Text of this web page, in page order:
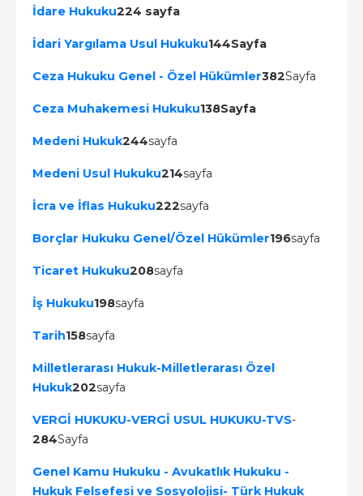
İdare Hukuku224 sayfa
İdari Yargılama Usul Hukuku144Sayfa
Ceza Hukuku Genel - Özel Hükümler382Sayfa
Ceza Muhakemesi Hukuku138Sayfa
Medeni Hukuk244sayfa
Medeni Usul Hukuku214sayfa
İcra ve İflas Hukuku222sayfa
Borçlar Hukuku Genel/Özel Hükümler196sayfa
Ticaret Hukuku208sayfa
İş Hukuku198sayfa
Tarih158sayfa
Milletlerarası Hukuk-Milletlerarası Özel
Hukuk202sayfa
VERGİ HUKUKU-VERGİ USUL HUKUKU-TVS-
284Sayfa
Genel Kamu Hukuku - Avukatlık Hukuku -
Hukuk Felsefesi ve Sosyolojisi- Türk Hukuk